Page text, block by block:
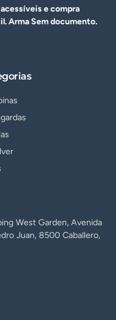
e compra
ArmaSem documento.
West Garden, Avenida
Juan, 8500 Caballero,